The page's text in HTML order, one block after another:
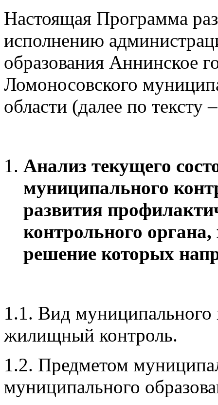
Настоящая Программа
исполнению
образования Аннинское
Ломоносовского
области (далее по тексту
Анализ текущего
муниципального
развития
контрольного
решение которых
1.1. Вид
жилищный контроль.
1.2. Предметом
муниципального